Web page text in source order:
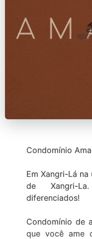
Condomínio
Em Xangri-Lá
de Xangri-
diferenciados!
Condomínio de
que você ame